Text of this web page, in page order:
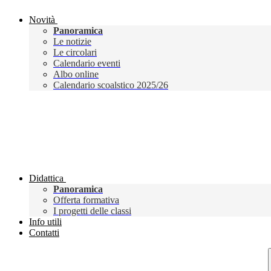
Novità
Panoramica
Le notizie
Le circolari
Calendario eventi
Albo online
Calendario scoalstico 2025/26
Didattica
Panoramica
Offerta formativa
I progetti delle classi
Info utili
Contatti